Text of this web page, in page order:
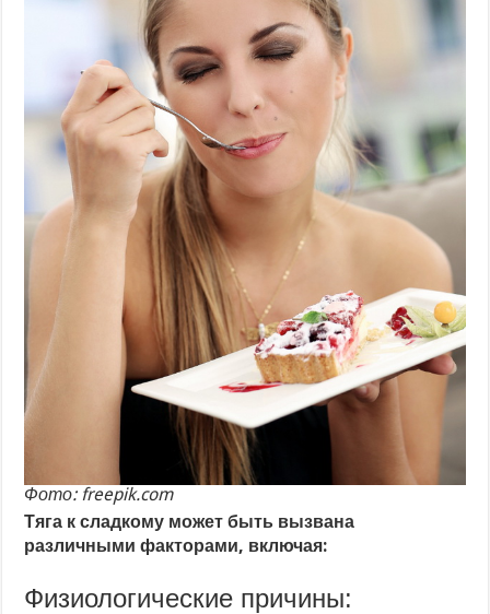
Фото: freepik.com
Тяга к сладкому может быть вызвана
различными факторами, включая:
Физиологические причины: